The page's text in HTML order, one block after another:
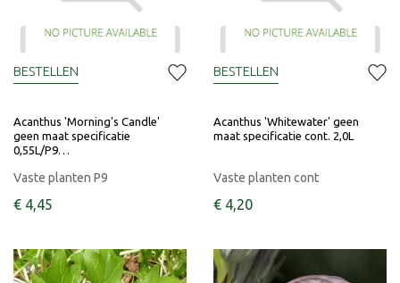
Acanthus 'Morning's Candle'
geen maat specificatie
0,55L/P9…
Vaste planten P9
€ 4,45
BESTELLEN
Acanthus 'Whitewater' geen
maat specificatie cont. 2,0L
Vaste planten cont
€ 4,20
BESTELLEN